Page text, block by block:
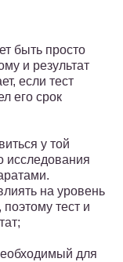
быть просто
и результат
если тест
его срок
у той
исследования
на уровень
тест и
для